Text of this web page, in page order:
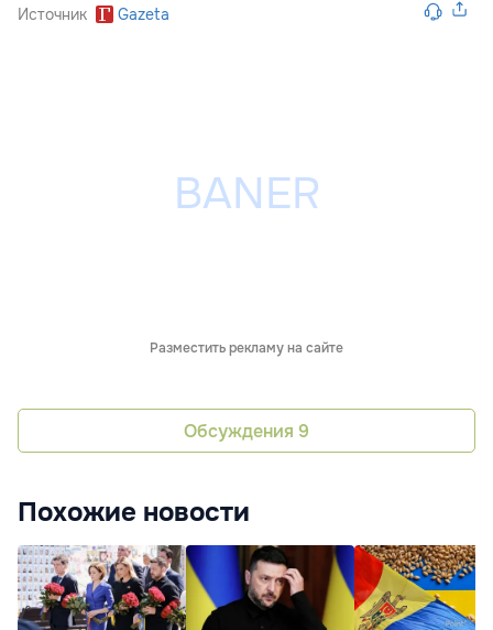
Источник Gazeta
Разместить рекламу на сайте
Обсуждения 9
Похожие новости